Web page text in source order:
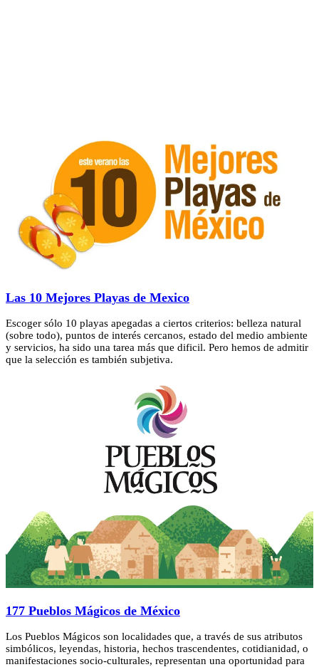
Las 10 Mejores Playas de Mexico
Escoger sólo 10 playas apegadas a ciertos criterios: belleza natural
(sobre todo), puntos de interés cercanos, estado del medio ambiente
y servicios, ha sido una tarea más que dificil. Pero hemos de admitir
que la selección es también subjetiva.
177 Pueblos Mágicos de México
Los Pueblos Mágicos son localidades que, a través de sus atributos
simbólicos, leyendas, historia, hechos trascendentes, cotidianidad, o
manifestaciones socio-culturales, representan una oportunidad para